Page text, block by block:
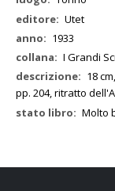
Utet
1933
I Grandi
18
pp. 204, ritratto dell'A
Molto